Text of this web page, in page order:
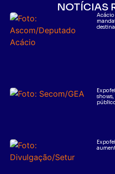
NOTÍCIAS
Acácio